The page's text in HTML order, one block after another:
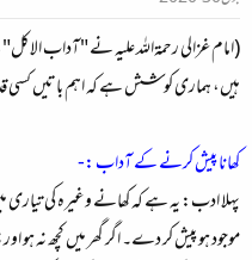
(امام غزالی رحمۃاللہ علیہ نے "آداب
ہیں، ہماری کوشش ہے کہ اہم باتیں کسی
کھانا پیش کرنے کے آداب :-
پہلا ادب:یہ ہے کہ کھانے وغیرہ کی تیاری
موجود ہو پیش کر دے۔ اگر گھر میں کچھ نہ ہو